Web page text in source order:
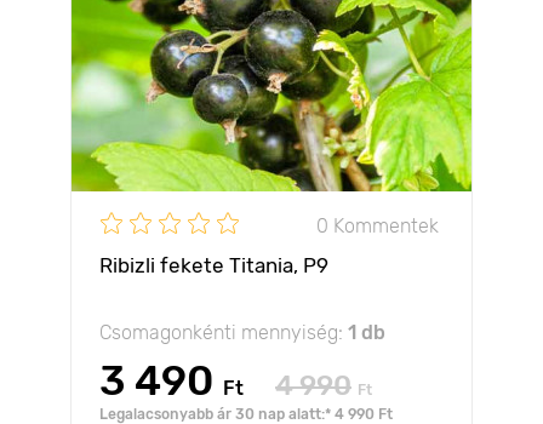
0 Kommentek
Ribizli fekete Titania, Р9
Csomagonkénti mennyiség: 1 db
3 490 Ft 4 990 Ft
Legalacsonyabb ár 30 nap alatt:* 4 990 Ft